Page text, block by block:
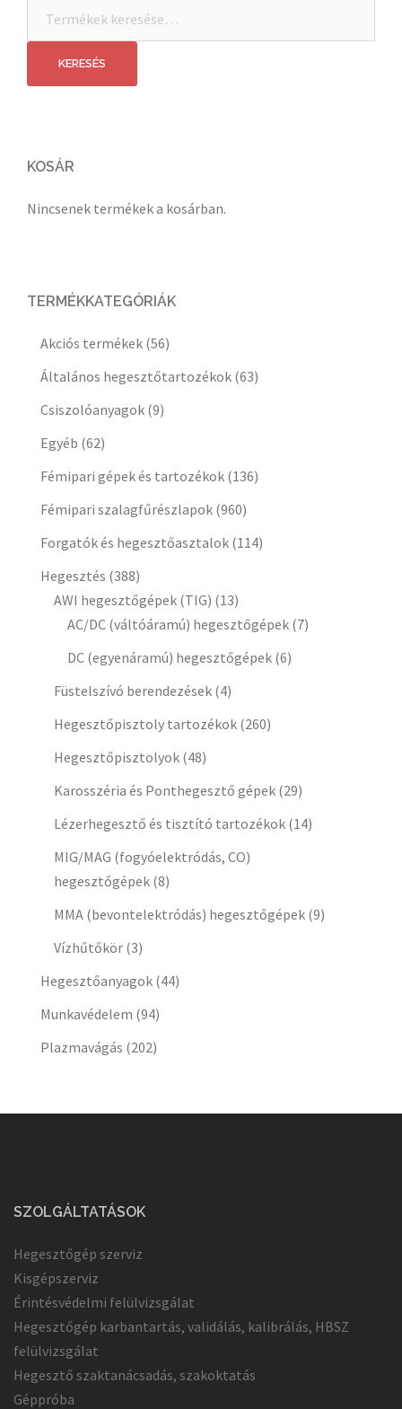
következőre:
KERESÉS
KOSÁR
Nincsenek termékek a kosárban.
TERMÉKKATEGÓRIÁK
Akciós termékek (56)
Általános hegesztőtartozékok (63)
Csiszolóanyagok (9)
Egyéb (62)
Fémipari gépek és tartozékok (136)
Fémipari szalagfűrészlapok (960)
Forgatók és hegesztőasztalok (114)
Hegesztés (388)
AWI hegesztőgépek (TIG) (13)
AC/DC (váltóáramú) hegesztőgépek (7)
DC (egyenáramú) hegesztőgépek (6)
Füstelszívó berendezések (4)
Hegesztőpisztoly tartozékok (260)
Hegesztőpisztolyok (48)
Karosszéria és Ponthegesztő gépek (29)
Lézerhegesztő és tisztító tartozékok (14)
MIG/MAG (fogyóelektródás, CO)
hegesztőgépek (8)
MMA (bevontelektródás) hegesztőgépek (9)
Vízhűtőkör (3)
Hegesztőanyagok (44)
Munkavédelem (94)
Plazmavágás (202)
SZOLGÁLTATÁSOK
Hegesztőgép szerviz
Kisgépszerviz
Érintésvédelmi felülvizsgálat
Hegesztőgép karbantartás, validálás, kalibrálás, HBSZ
felülvizsgálat
Hegesztő szaktanácsadás, szakoktatás
Géppróba